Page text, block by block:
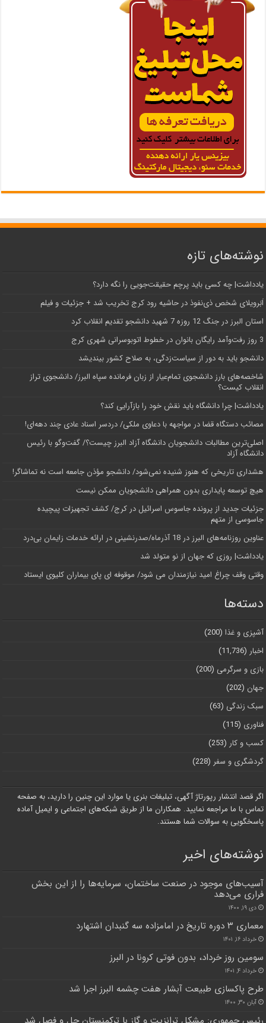
نوشته‌های تازه
یادداشت| ‌چه کسی باید پرچم حقیقت‌جویی را نگه دارد؟
اَبَر‌ویلای شخص ذی‌نفوذ در حاشیه‌ رود کرج تخریب شد + جزئیات و فیلم
استان البرز در جنگ 12 روزه 7 شهید دانشجو تقدیم انقلاب کرد
3 روز رفت‌وآمد رایگان بانوان در خطوط اتوبوسرانی شهری کرج
دانشجو باید به دور از سیاست‌زدگی، به صلاح کشور بیندیشد
شاخصه‌های بارز دانشجوی تمام‌عیار از زبان فرمانده سپاه البرز/ دانشجوی تراز
انقلاب کیست؟
یادداشت| چرا دانشگاه باید نقش خود را بازآرایی کند؟
مصائب دستگاه قضا در مواجهه با دعاوی ملکی/ دردسر اسناد عادی چند‌ دهه‌ای!
اصلی‌ترین مطالبات دانشجویان دانشگاه آزاد البرز چیست؟/ گفت‌وگو با رئیس
دانشگاه آز‌اد
هشداری تاریخی که هنوز شنیده نمی‌شود/ دانشجو مؤذن جامعه است نه تماشاگر!
هیچ توسعه پایداری بدون همراهی دانشجویان ممکن نیست
جزئیات جدید از پرونده جاسوس اسرائیل در کرج/‌ کشف تجهیزات پیچیده
جاسوسی از متهم
عناوین روزنامه‌های البرز در ‌18 آذرماه/صدرنشینی در ارائه خدمات زایمان بی‌درد
یادداشت| روزی که جهان از نو متولد شد
وقتی وقف چراغ امید نیازمندان می شود/ موقوفه ای پای بیماران کلیوی ایستاد
دسته‌ها
آشپزی و غذا (200)
اخبار (11,736)
بازی و سرگرمی (200)
جهان (202)
سبک زندگی (63)
فناوری (115)
کسب و کار (253)
گردشگری و سفر (228)
اگر قصد انتشار رپورتاژ آگهی، تبلیغات بنری یا موارد این چنین را دارید، به صفحه
تماس با ما مراجعه نمایید. همکاران ما از طریق شبکه‌های اجتماعی و ایمیل آماده
پاسخگویی به سوالات شما هستند.
نوشته‌های اخیر
آسیب‌های موجود در صنعت ساختمان، سرمایه‌ها را از این بخش
فراری می‌دهد
دی ۱۹, ۱۴۰۰
معماری ۳ دوره تاریخ در امامزاده سه گنبدان اشتهارد
خرداد ۱۶, ۱۴۰۱
سومین روز خرداد، بدون فوتی کرونا در البرز
خرداد ۴, ۱۴۰۱
طرح پاکسازی طبیعت آبشار هفت چشمه البرز اجرا شد
آبان ۳۰, ۱۴۰۰